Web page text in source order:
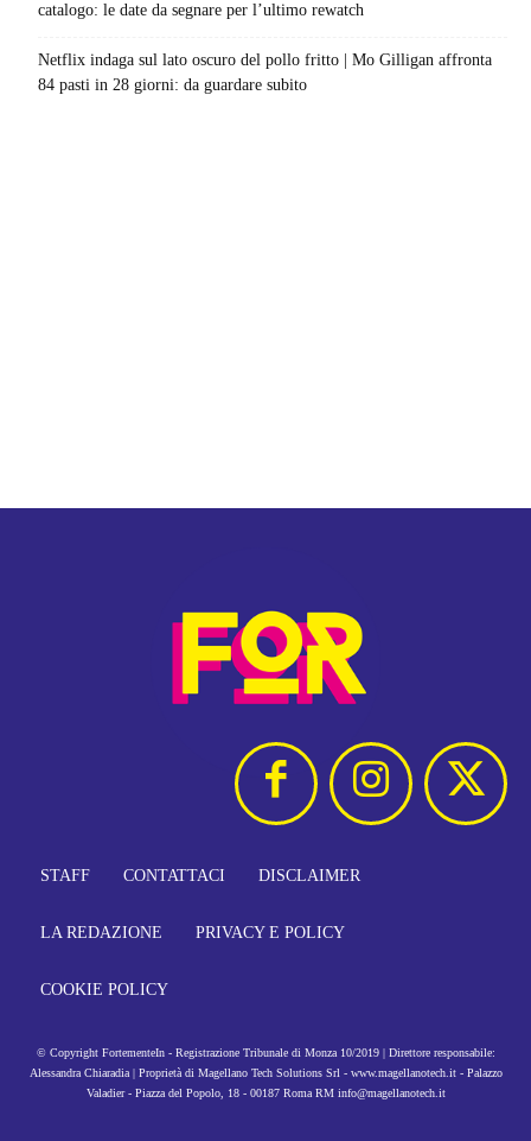
catalogo: le date da segnare per l’ultimo rewatch
Netflix indaga sul lato oscuro del pollo fritto | Mo Gilligan affronta
84 pasti in 28 giorni: da guardare subito
STAFF CONTATTACI DISCLAIMER
LA REDAZIONE PRIVACY E POLICY
COOKIE POLICY
© Copyright FortementeIn - Registrazione Tribunale di Monza 10/2019 | Direttore responsabile:
Alessandra Chiaradia | Proprietà di Magellano Tech Solutions Srl - www.magellanotech.it - Palazzo
Valadier - Piazza del Popolo, 18 - 00187 Roma RM info@magellanotech.it